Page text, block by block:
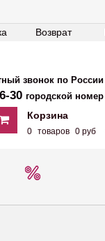
Возврат
звонок по России
30 городской номер
Корзина
0 товаров 0 руб